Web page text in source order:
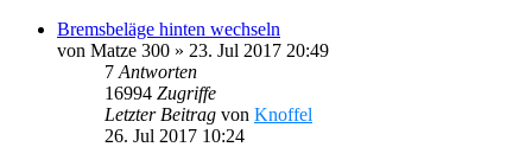
Bremsbeläge hinten wechseln
von Matze 300 » 23. Jul 2017 20:49
7 Antworten
16994 Zugriffe
Letzter Beitrag von Knoffel
26. Jul 2017 10:24